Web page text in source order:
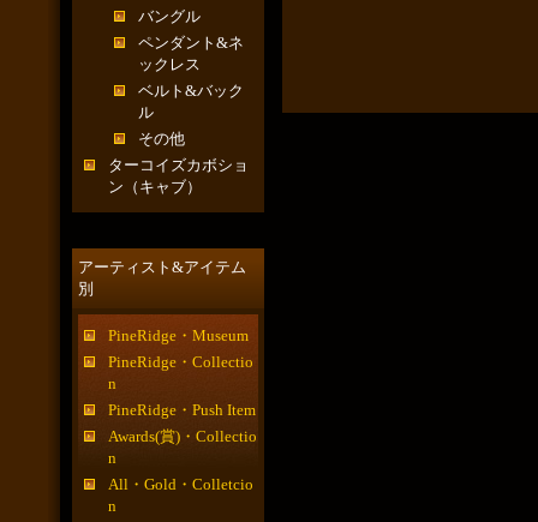
バングル
ペンダント&ネ
ックレス
ベルト&バック
ル
その他
ターコイズカボショ
ン（キャブ）
アーティスト&アイテム
別
PineRidge・Museum
PineRidge・Collectio
n
PineRidge・Push Item
Awards(賞)・Collectio
n
All・Gold・Colletcio
n